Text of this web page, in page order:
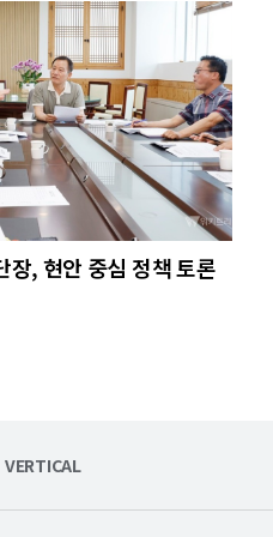
장, 현안 중심 정책 토론
VERTICAL